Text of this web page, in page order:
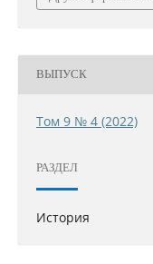
ВЫПУСК
Том 9 № 4 (2022)
РАЗДЕЛ
История